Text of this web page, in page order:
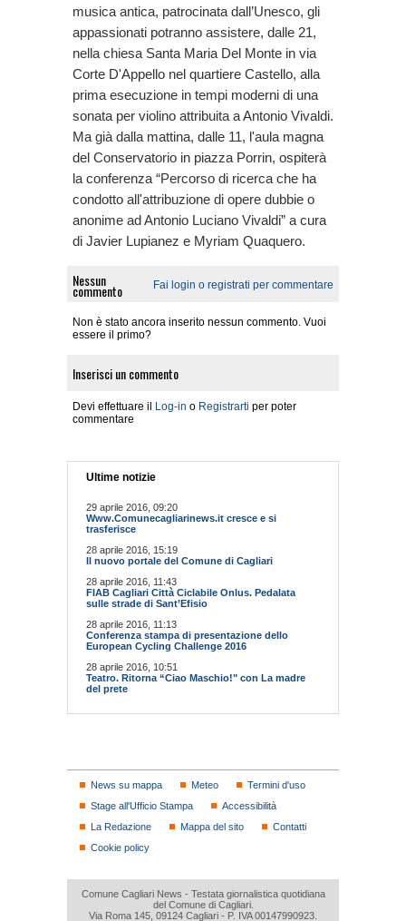
musica antica, patrocinata dall’Unesco, gli
appassionati potranno assistere, dalle 21,
nella chiesa Santa Maria Del Monte in via
Corte D'Appello nel quartiere Castello, alla
prima esecuzione in tempi moderni di una
sonata per violino attribuita a Antonio Vivaldi.
Ma già dalla mattina, dalle 11, l'aula magna
del Conservatorio in piazza Porrin, ospiterà
la conferenza “Percorso di ricerca che ha
condotto all'attribuzione di opere dubbie o
anonime ad Antonio Luciano Vivaldi” a cura
di Javier Lupianez e Myriam Quaquero.
Nessun
commento Fai login o registrati per commentare
Non è stato ancora inserito nessun commento. Vuoi
essere il primo?
Inserisci un commento
Devi effettuare il Log-in o Registrarti per poter
commentare
Ultime notizie
29 aprile 2016, 09:20
Www.Comunecagliarinews.it cresce e si
trasferisce
28 aprile 2016, 15:19
Il nuovo portale del Comune di Cagliari
28 aprile 2016, 11:43
FIAB Cagliari Città Ciclabile Onlus. Pedalata
sulle strade di Sant’Efisio
28 aprile 2016, 11:13
Conferenza stampa di presentazione dello
European Cycling Challenge 2016
28 aprile 2016, 10:51
Teatro. Ritorna “Ciao Maschio!" con La madre
del prete
News su mappa Meteo
Termini d'uso
Stage all'Ufficio Stampa
Accessibilità
La Redazione
Mappa del sito
Contatti
Cookie policy
Comune Cagliari News - Testata giornalistica quotidiana
del Comune di Cagliari.
Via Roma 145, 09124 Cagliari - P. IVA 00147990923.